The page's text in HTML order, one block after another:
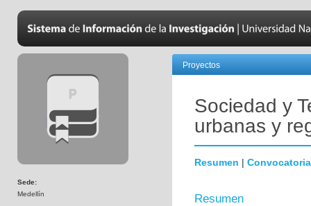
Sede:
Medellín
Proyectos
Sociedad y
urbanas y
Resumen | Convocatoria
Resumen